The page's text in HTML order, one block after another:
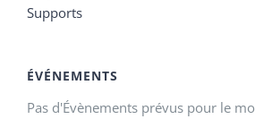
Supports
ÉVÉNEMENTS
Pas d'Évènements prévus pour le